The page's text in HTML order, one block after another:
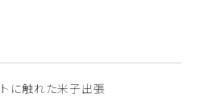
に触れた米子出張